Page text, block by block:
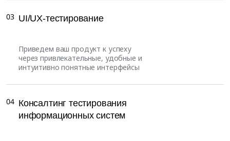
UI/UX-тестирование
Приведем ваш продукт к успеху
через привлекательные, удобные и
интуитивно понятные интерфейсы
03
Консалтинг тестирования
информационных систем
04